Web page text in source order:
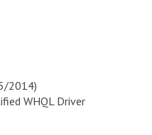
2014)
WHQL Driver